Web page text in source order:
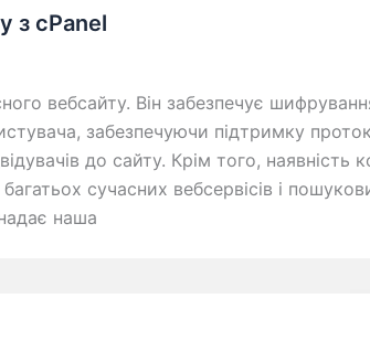
з cPanel
вебсайту. Він забезпечує
забезпечуючи підтримку
до сайту. Крім того, наявність
сучасних вебсервісів і
наша